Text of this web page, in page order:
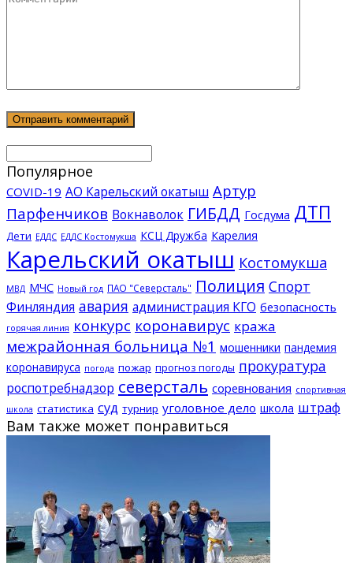
Популярное
COVID-19 АО Карельский окатыш Артур
Парфенчиков Вокнаволок ГИБДД Госдума ДТП
Дети ЕДДС ЕДДС Костомукша КСЦ Дружба Карелия
Карельский окатыш Костомукша
МВД МЧС Новый год ПАО "Северсталь" Полиция Спорт
Финляндия авария администрация КГО безопасность
горячая линия конкурс коронавирус кража
межрайонная больница №1 мошенники пандемия
коронавируса погода пожар прогноз погоды прокуратура
роспотребнадзор северсталь соревнования спортивная
школа статистика суд турнир уголовное дело школа штраф
Вам также может понравиться